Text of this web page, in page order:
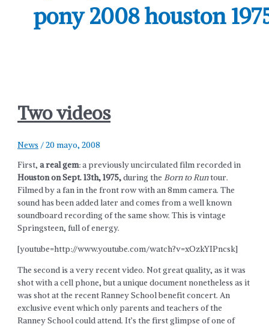
pony 2008 houston
Two videos
News /20 mayo, 2008
First,a real gem: a previously uncirculated film recorded in
Houston on Sept. 13th, 1975,during theBorn to Runtour.
Filmed by a fan in the front row with an 8mm camera. The
sound has been added later and comes from a well known
soundboard recording of the same show. This is vintage
Springsteen, full of energy.
[youtube=http://www.youtube.com/watch?v=xOzkYIPncsk]
The second is a very recent video. Not great quality, as it was
shot with a cell phone, but a unique document nonetheless as it
was shot at the recent Ranney School benefit concert. An
exclusive event which only parents and teachers of the
Ranney School could attend. It’s the first glimpse of one of